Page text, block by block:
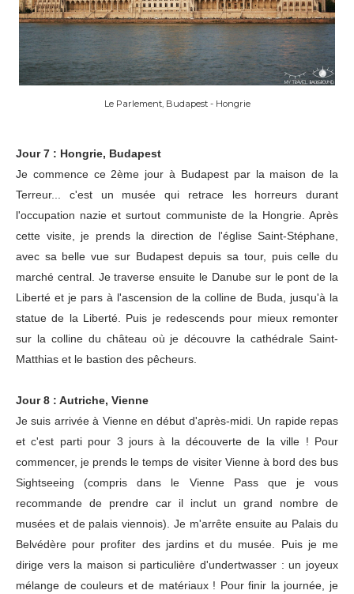
Le Parlement, Budapest - Hongrie
Jour 7 : Hongrie, Budapest
Je commence ce 2ème jour à Budapest par la maison de la
Terreur... c'est un musée qui retrace les horreurs durant
l'occupation nazie et surtout communiste de la Hongrie. Après
cette visite, je prends la direction de l'église Saint-Stéphane,
avec sa belle vue sur Budapest depuis sa tour, puis celle du
marché central. Je traverse ensuite le Danube sur le pont de la
Liberté et je pars à l'ascension de la colline de Buda, jusqu'à la
statue de la Liberté. Puis je redescends pour mieux remonter
sur la colline du château où je découvre la cathédrale Saint-
Matthias et le bastion des pêcheurs.
Jour 8 : Autriche, Vienne
Je suis arrivée à Vienne en début d'après-midi. Un rapide repas
et c'est parti pour 3 jours à la découverte de la ville ! Pour
commencer, je prends le temps de visiter Vienne à bord des bus
Sightseeing (compris dans le Vienne Pass que je vous
recommande de prendre car il inclut un grand nombre de
musées et de palais viennois). Je m'arrête ensuite au Palais du
Belvédère pour profiter des jardins et du musée. Puis je me
dirige vers la maison si particulière d'undertwasser : un joyeux
mélange de couleurs et de matériaux ! Pour finir la journée, je